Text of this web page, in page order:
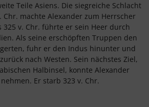
Teile Asiens. Die siegreiche Schlacht
Chr. machte Alexander zum Herrscher
325 v. Chr. führte er sein Heer durch
Als seine erschöpften Truppen den
fuhr er den Indus hinunter und
nach Westen. Sein nächstes Ziel,
Halbinsel, konnte Alexander
Er starb 323 v. Chr.